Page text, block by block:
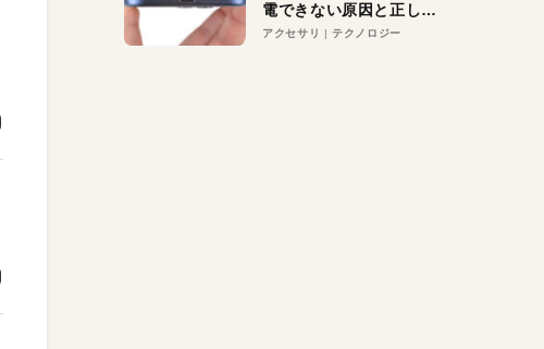
電できない原因と正しい
対策
アクセサリ テクノロジー